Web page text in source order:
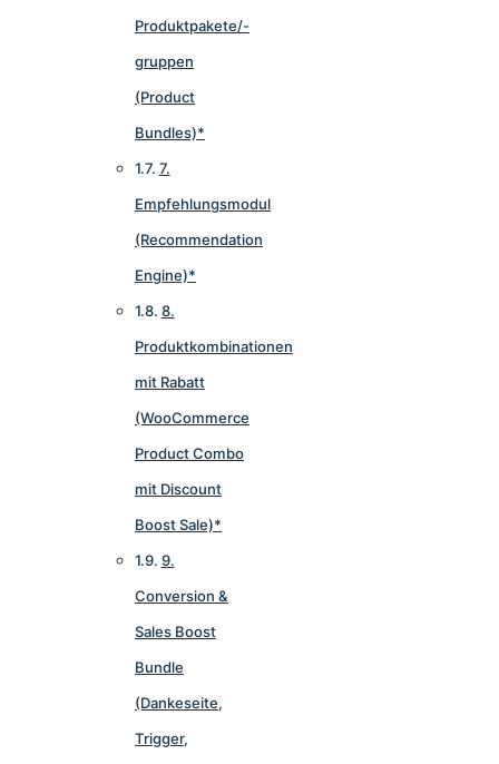
Produktpakete/-
gruppen
(Product
Bundles)*
7.
Empfehlungsmodul
(Recommendation
Engine)*
8.
Produktkombinationen
mit Rabatt
(WooCommerce
Product Combo
mit Discount
Boost Sale)*
9.
Conversion &
Sales Boost
Bundle
(Dankeseite,
Trigger,